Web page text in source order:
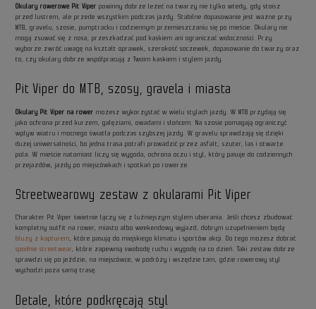
Okulary rowerowe Pit Viper powinny dobrze leżeć na twarzy nie tylko wtedy, gdy stoisz
przed lustrem, ale przede wszystkim podczas jazdy. Stabilne dopasowanie jest ważne przy
MTB, gravelu, szosie, pumptracku i codziennym przemieszczaniu się po mieście. Okulary nie
mogą zsuwać się z nosa, przeszkadzać pod kaskiem ani ograniczać widoczności. Przy
wyborze zwróć uwagę na kształt oprawek, szerokość soczewek, dopasowanie do twarzy oraz
to, czy okulary dobrze współpracują z Twoim kaskiem i stylem jazdy.
Pit Viper do MTB, szosy, gravela i miasta
Okulary Pit Viper na rower możesz wykorzystać w wielu stylach jazdy. W MTB przydają się
jako ochrona przed kurzem, gałęziami, owadami i słońcem. Na szosie pomagają ograniczyć
wpływ wiatru i mocnego światła podczas szybszej jazdy. W gravelu sprawdzają się dzięki
dużej uniwersalności, bo jedna trasa potrafi prowadzić przez asfalt, szuter, las i otwarte
pola. W mieście natomiast liczy się wygoda, ochrona oczu i styl, który pasuje do codziennych
przejazdów, jazdy po miejscówkach i spotkań po rowerze.
Streetwearowy zestaw z okularami Pit Viper
Charakter Pit Viper świetnie łączy się z luźniejszym stylem ubierania. Jeśli chcesz zbudować
kompletny outfit na rower, miasto albo weekendowy wyjazd, dobrym uzupełnieniem będą
bluzy z kapturem, które pasują do miejskiego klimatu i sportów akcji. Do tego możesz dobrać
spodnie streetwear, które zapewnią swobodę ruchu i wygodę na co dzień. Taki zestaw dobrze
sprawdzi się po jeździe, na miejscówce, w podróży i wszędzie tam, gdzie rowerowy styl
wychodzi poza samą trasę.
Detale, które podkręcają styl